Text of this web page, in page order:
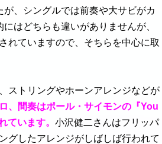
、シングルでは前奏や大サビがカ
はどちらも違いがありませんが、
れていますので、そちらを中心に取
ストリングやホーンアレンジなどが
、間奏はポール・サイモンの『You
います。 小沢健二さんはフリッパ
グしたアレンジがしばしば行われて